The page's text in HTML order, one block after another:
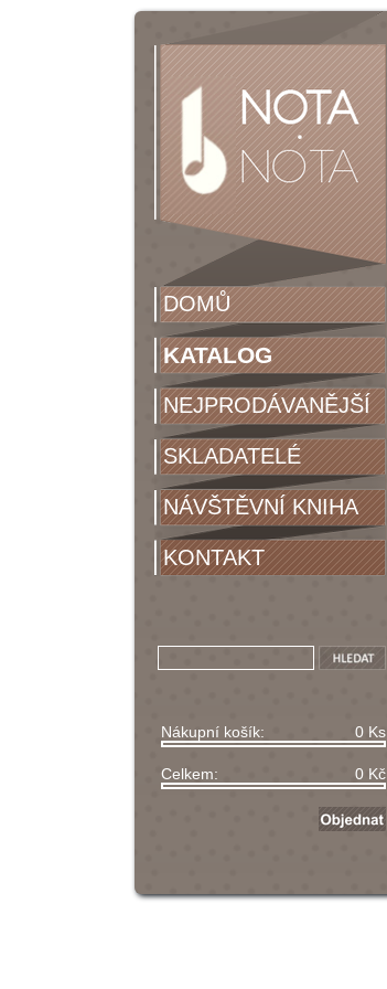
DOMŮ
KATALOG
NEJPRODÁVANĚJŠÍ
SKLADATELÉ
NÁVŠTĚVNÍ KNIHA
KONTAKT
Nákupní košík: 0 Ks
Celkem: 0 Kč